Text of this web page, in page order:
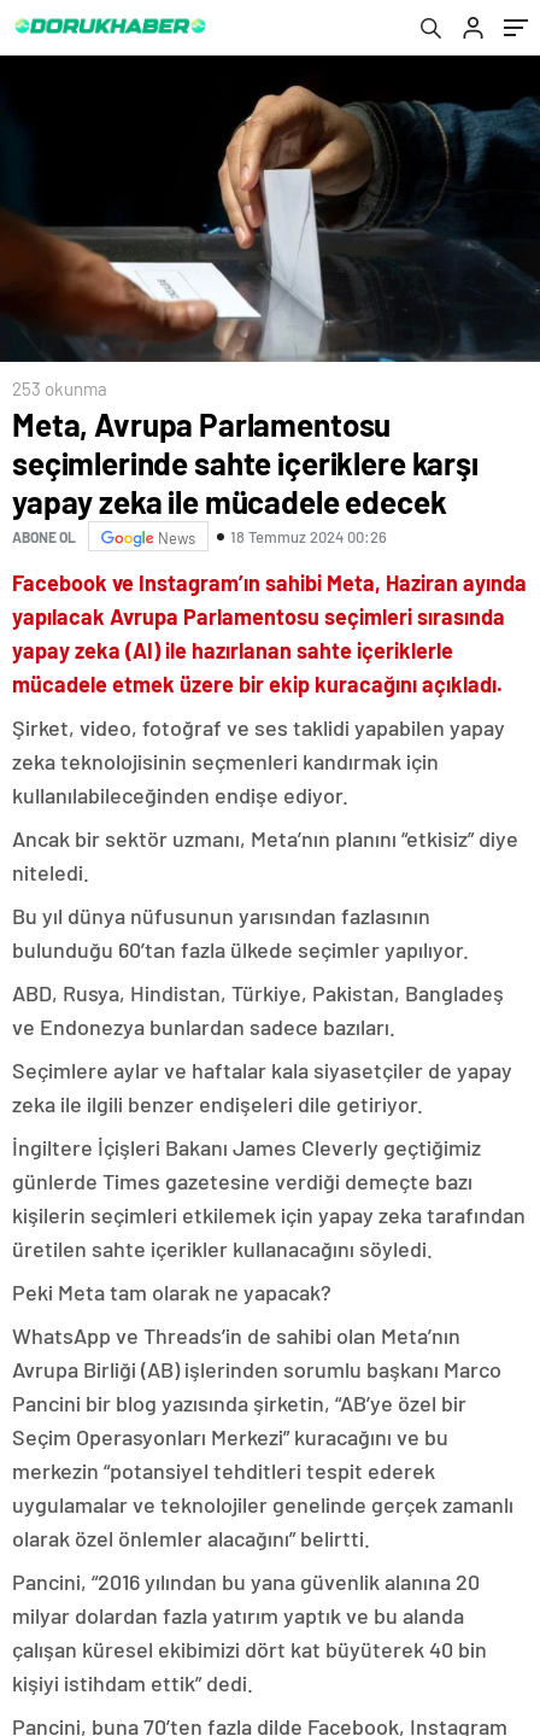
253 okunma
Meta, Avrupa Parlamentosu
seçimlerinde sahte içeriklere karşı
yapay zeka ile mücadele edecek
ABONE OL News 18 Temmuz 2024 00:26
Facebook ve Instagram’ın sahibi Meta, Haziran ayında
yapılacak Avrupa Parlamentosu seçimleri sırasında
yapay zeka (AI) ile hazırlanan sahte içeriklerle
mücadele etmek üzere bir ekip kuracağını açıkladı.
Şirket, video, fotoğraf ve ses taklidi yapabilen yapay
zeka teknolojisinin seçmenleri kandırmak için
kullanılabileceğinden endişe ediyor.
Ancak bir sektör uzmanı, Meta’nın planını “etkisiz” diye
niteledi.
Bu yıl dünya nüfusunun yarısından fazlasının
bulunduğu 60’tan fazla ülkede seçimler yapılıyor.
ABD, Rusya, Hindistan, Türkiye, Pakistan, Bangladeş
ve Endonezya bunlardan sadece bazıları.
Seçimlere aylar ve haftalar kala siyasetçiler de yapay
zeka ile ilgili benzer endişeleri dile getiriyor.
İngiltere İçişleri Bakanı James Cleverly geçtiğimiz
günlerde Times gazetesine verdiği demeçte bazı
kişilerin seçimleri etkilemek için yapay zeka tarafından
üretilen sahte içerikler kullanacağını söyledi.
Peki Meta tam olarak ne yapacak?
WhatsApp ve Threads’in de sahibi olan Meta’nın
Avrupa Birliği (AB) işlerinden sorumlu başkanı Marco
Pancini bir blog yazısında şirketin, “AB’ye özel bir
Seçim Operasyonları Merkezi” kuracağını ve bu
merkezin “potansiyel tehditleri tespit ederek
uygulamalar ve teknolojiler genelinde gerçek zamanlı
olarak özel önlemler alacağını” belirtti.
Pancini, “2016 yılından bu yana güvenlik alanına 20
milyar dolardan fazla yatırım yaptık ve bu alanda
çalışan küresel ekibimizi dört kat büyüterek 40 bin
kişiyi istihdam ettik” dedi.
Pancini, buna 70’ten fazla dilde Facebook, Instagram